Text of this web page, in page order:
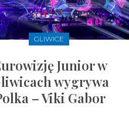
GLIWICE
Junior w
wygrywa
– Viki Gabor